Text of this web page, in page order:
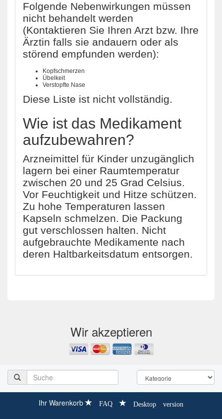
Folgende Nebenwirkungen müssen
nicht behandelt werden
(Kontaktieren Sie Ihren Arzt bzw. Ihre
Ärztin falls sie andauern oder als
störend empfunden werden):
Kopfschmerzen
Übelkeit
Verstopfte Nase
Diese Liste ist nicht vollständig.
Wie ist das Medikament
aufzubewahren?
Arzneimittel für Kinder unzugänglich
lagern bei einer Raumtemperatur
zwischen 20 und 25 Grad Celsius.
Vor Feuchtigkeit und Hitze schützen.
Zu hohe Temperaturen lassen
Kapseln schmelzen. Die Packung
gut verschlossen halten. Nicht
aufgebrauchte Medikamente nach
deren Haltbarkeitsdatum entsorgen.
Wir akzeptieren
Ihr Warenkorb FAQ Desktop version